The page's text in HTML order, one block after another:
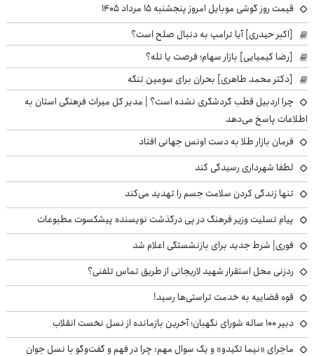
قیمت روز گوشی موبایل امروز پنجشنبه ۱۵ مرداد ۱۴۰۵
[اکبر حیدری] آیا ترامپ به دنبال صلح است؟
[رضا کیمیایی] بازار سهام؛ فرصت یا تله؟
[دکتر محمد طاهری] بحران برای سومین تنگه
چرا اردبیل قطب گردشگری نشده است؟ | مدیر کل میراث فرهنگی استان به
اطلاعات پاسخ می‌دهد
فرمان بازار طلا به دست اونس جهانی افتاد
لطفا شهرداری رسیدگی کند
تنها زندگی کردن سلامت جسم را تهدید می‌کند
پیام تسلیت وزیر فرهنگ در پی درگذشت نویسنده پیشکسوت مطبوعات
فوری| شرط جدید برای بازنشستگی اعلام شد
ردزنی محل استقرار شهید لاریجانی از طریق تماس تلفنی؟
قوه قضاییه به خدمت تراستی‌ها رسید!
دبیر ۱۰۰ ساله شورای نگهبان؛ آخرین بازمانده از نسل نخست انقلاب
ماجرای «نیما تکیدو» و یک سوال مهم: چرا در فهم و گفت‌وگو با نسل جوان